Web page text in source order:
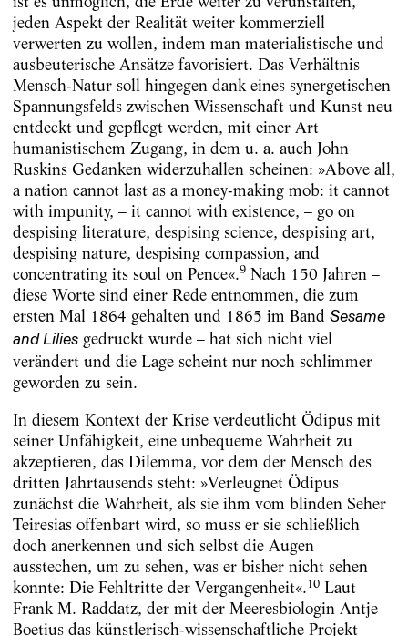
jeden Aspekt der Realität weiter kommerziell
verwerten zu wollen, indem man materialistische und
ausbeuterische Ansätze favorisiert. Das Verhältnis
Mensch-Natur soll hingegen dank eines synergetischen
Spannungsfelds zwischen Wissenschaft und Kunst neu
entdeckt und gepflegt werden, mit einer Art
humanistischem Zugang, in dem u. a. auch John
Ruskins Gedanken widerzuhallen scheinen: »Above all,
a nation cannot last as a money-making mob: it cannot
with impunity, – it cannot with existence, – go on
despising literature, despising science, despising art,
despising nature, despising compassion, and
concentrating its soul on Pence«.9Nach 150 Jahren –
diese Worte sind einer Rede entnommen, die zum
ersten Mal 1864 gehalten und 1865 im Band Sesame
and Liliesgedruckt wurde – hat sich nicht viel
verändert und die Lage scheint nur noch schlimmer
geworden zu sein.
In diesem Kontext der Krise verdeutlicht Ödipus mit
seiner Unfähigkeit, eine unbequeme Wahrheit zu
akzeptieren, das Dilemma, vor dem der Mensch des
dritten Jahrtausends steht: »Verleugnet Ödipus
zunächst die Wahrheit, als sie ihm vom blinden Seher
Teiresias offenbart wird, so muss er sie schließlich
doch anerkennen und sich selbst die Augen
ausstechen, um zu sehen, was er bisher nicht sehen
konnte: Die Fehltritte der Vergangenheit«.10Laut
Frank M. Raddatz, der mit der Meeresbiologin Antje
Boetius das künstlerisch-wissenschaftliche Projekt